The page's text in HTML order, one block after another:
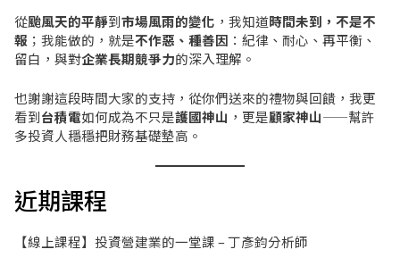
從颱風天的平靜到市場風雨的變化 ，我知道時間未到，不是不
報 ；我能做的，就是不作惡、種善因 ：紀律、耐心、再平衡、
留白，與對企業長期競爭力的深入理解。
也謝謝這段時間大家的支持，從你們送來的禮物與回饋，我更
看到台積電如何成為不只是護國神山 ，更是顧家神山——幫許
多投資人穩穩把財務基礎墊高。
近期課程
【線上課程】投資營建業的一堂課 – 丁彥鈞分析師